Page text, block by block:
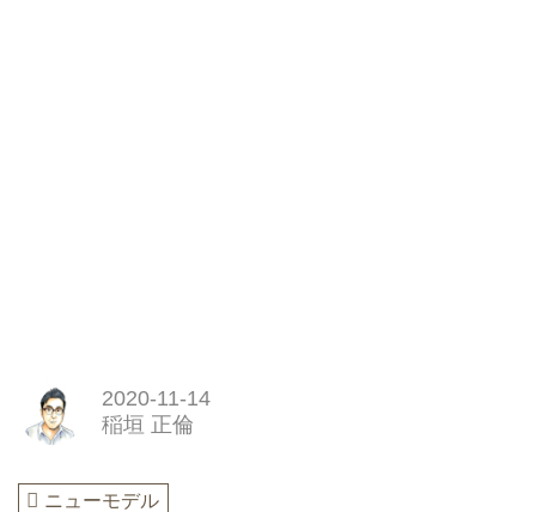
2020-11-14
稲垣 正倫
ニューモデル